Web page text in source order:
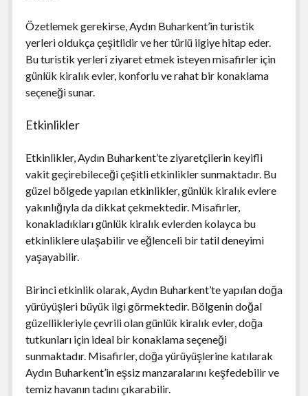
Özetlemek gerekirse, Aydın Buharkent’in turistik
yerleri oldukça çeşitlidir ve her türlü ilgiye hitap eder.
Bu turistik yerleri ziyaret etmek isteyen misafirler için
günlük kiralık evler, konforlu ve rahat bir konaklama
seçeneği sunar.
Etkinlikler
Etkinlikler, Aydın Buharkent’te ziyaretçilerin keyifli
vakit geçirebileceği çeşitli etkinlikler sunmaktadır. Bu
güzel bölgede yapılan etkinlikler, günlük kiralık evlere
yakınlığıyla da dikkat çekmektedir. Misafirler,
konakladıkları günlük kiralık evlerden kolayca bu
etkinliklere ulaşabilir ve eğlenceli bir tatil deneyimi
yaşayabilir.
Birinci etkinlik olarak, Aydın Buharkent’te yapılan doğa
yürüyüşleri büyük ilgi görmektedir. Bölgenin doğal
güzellikleriyle çevrili olan günlük kiralık evler, doğa
tutkunları için ideal bir konaklama seçeneği
sunmaktadır. Misafirler, doğa yürüyüşlerine katılarak
Aydın Buharkent’in eşsiz manzaralarını keşfedebilir ve
temiz havanın tadını çıkarabilir.